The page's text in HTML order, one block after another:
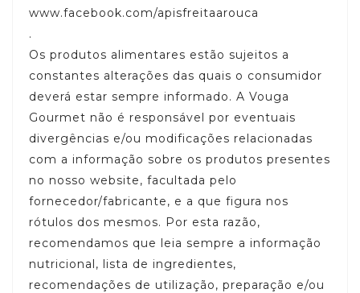
www.facebook.com/apisfreitaarouca
.
Os produtos alimentares estão sujeitos a
constantes alterações das quais o consumidor
deverá estar sempre informado. A Vouga
Gourmet não é responsável por eventuais
divergências e/ou modificações relacionadas
com a informação sobre os produtos presentes
no nosso website, facultada pelo
fornecedor/fabricante, e a que figura nos
rótulos dos mesmos. Por esta razão,
recomendamos que leia sempre a informação
nutricional, lista de ingredientes,
recomendações de utilização, preparação e/ou